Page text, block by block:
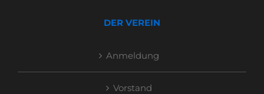
DER VEREIN
Anmeldung
Vorstand